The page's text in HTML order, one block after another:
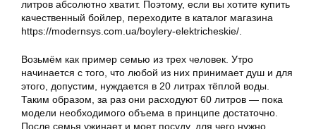
литров абсолютно хватит. Поэтому, если вы хотите купить
качественный бойлер, переходите в каталог магазина
https://modernsys.com.ua/boylery-elektricheskie/.
Возьмём как пример семью из трех человек. Утро
начинается с того, что любой из них принимает душ и для
этого, допустим, нуждается в 20 литрах тёплой воды.
Таким образом, за раз они расходуют 60 литров — пока
модели необходимого объема в принципе достаточно.
После семья ужинает и моет посуду, для чего нужно,